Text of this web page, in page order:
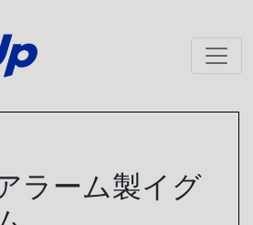
ョン
ラーム製イグ